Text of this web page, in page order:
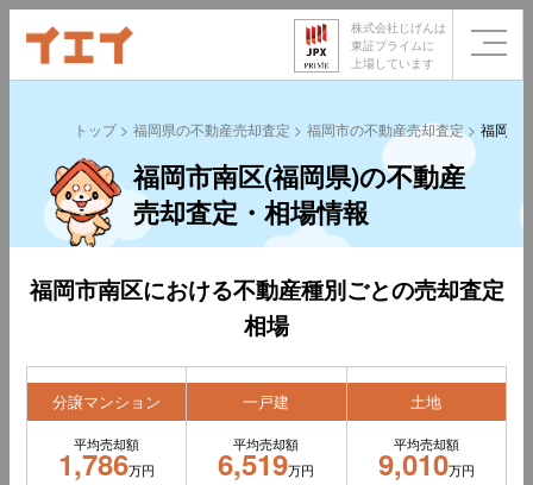
株式会社じげんは
東証プライムに
上場しています
トップ 福岡県の不動産売却査定 福岡市の不動産売却査定 福岡市
福岡市南区(福岡県)の不動産
売却査定・相場情報
福岡市南区における不動産種別ごとの売却査定
相場
分譲マンション
平均売却額
1,786万円
一戸建
平均売却額
6,519万円
土地
平均売却額
9,010万円